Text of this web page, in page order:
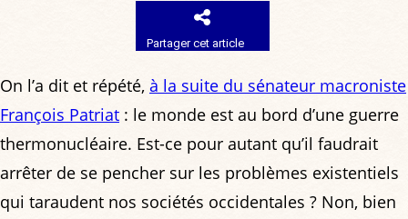
Partager cet article
On l’a dit et répété, à la suite du sénateur macroniste
François Patriat : le monde est au bord d’une guerre
thermonucléaire. Est-ce pour autant qu’il faudrait
arrêter de se pencher sur les problèmes existentiels
qui taraudent nos sociétés occidentales ? Non, bien